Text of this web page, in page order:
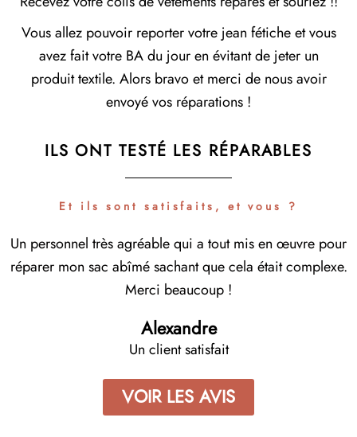
Vous allez pouvoir reporter votre jean fétiche et vous
avez fait votre BA du jour en évitant de jeter un
produit textile. Alors bravo et merci de nous avoir
envoyé vos réparations !
ILS ONT TESTÉ LES RÉPARABLES
Et ils sont satisfaits, et vous ?
Un personnel très agréable qui a tout mis en œuvre pour
réparer mon sac abîmé sachant que cela était complexe.
Merci beaucoup !
Alexandre
Un client satisfait
VOIR LES AVIS